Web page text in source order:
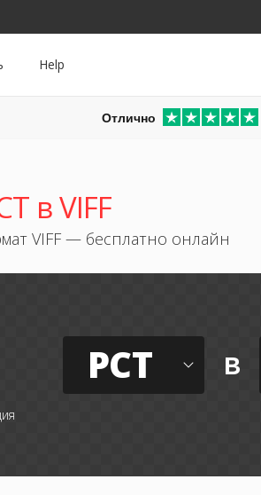
Help
Отлично
в VIFF
VIFF — бесплатно онлайн
PCT в